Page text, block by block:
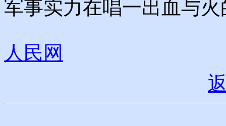
军事实力在唱一出血与
人民网